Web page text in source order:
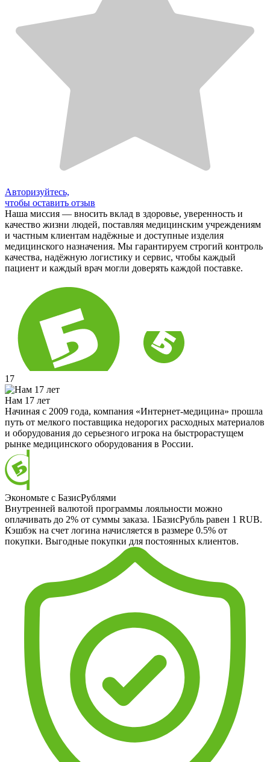
Авторизуйтесь,
чтобы оставить отзыв
Наша миссия — вносить вклад в здоровье, уверенность и
качество жизни людей, поставляя медицинским учреждениям
и частным клиентам надёжные и доступные изделия
медицинского назначения. Мы гарантируем строгий контроль
качества, надёжную логистику и сервис, чтобы каждый
пациент и каждый врач могли доверять каждой поставке.
17
Нам 17 лет
Начиная с 2009 года, компания «Интернет-медицина» прошла
путь от мелкого поставщика недорогих расходных материалов
и оборудования до серьезного игрока на быстрорастущем
рынке медицинского оборудования в России.
Экономьте с БазисРублями
Внутренней валютой программы лояльности можно
оплачивать до 2% от суммы заказа. 1БазисРубль равен 1 RUB.
Кэшбэк на счет логина начисляется в размере 0.5% от
покупки. Выгодные покупки для постоянных клиентов.